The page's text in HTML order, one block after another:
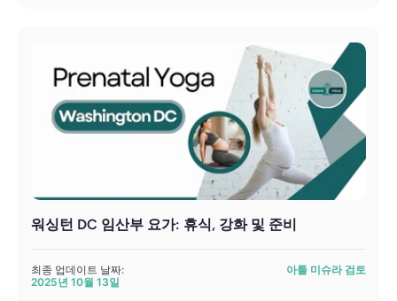
워싱턴 DC 임산부 요가: 휴식, 강화 및 준비
최종 업데이트 날짜:
2025년 10월 13일
아툴 미슈라 검토